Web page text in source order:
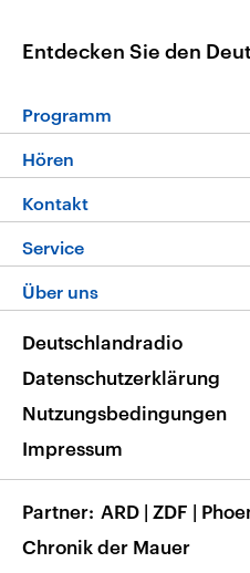
Entdecken Sie den
Programm
Programm
Die Nachrichten
Nachrichtenleicht
Neue Beiträge auf
Hören
Livestream
Podcasts
Deutschlandfunk App
Nachrichten App
Frequenzen
Kontakt
Hörerservice
Service
FAQ
Veranstaltungen
Musikliste
RSS
Über uns
Barrierefreiheit
Deutschlandradio
Datenschutzerklärung
Nutzungsbedingungen
Impressum
Partner ARD | ZDF |
Chronik der Mauer